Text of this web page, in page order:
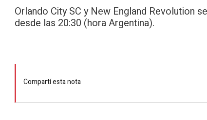
Orlando City SC y New England Revolution
desde las 20:30 (hora Argentina).
Compartí esta nota